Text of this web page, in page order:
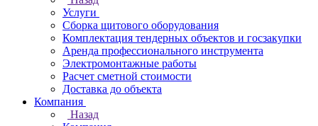
Услуги
Сборка щитового оборудования
Комплектация тендерных объектов и госзакупки
Аренда профессионального инструмента
Электромонтажные работы
Расчет сметной стоимости
Доставка до объекта
Компания
Назад